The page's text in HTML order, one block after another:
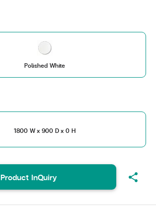
Polished White
1800 W x 900 D x 0 H
Product InQuiry share